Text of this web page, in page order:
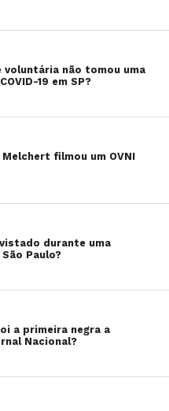
voluntária não tomou uma
19 em SP?
filmou um OVNI
durante uma
Paulo?
a primeira negra a
Nacional?